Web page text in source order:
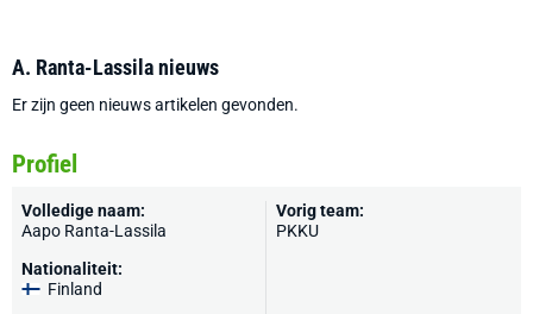
A. Ranta-Lassila nieuws
Er zijn geen nieuws artikelen gevonden.
Profiel
Volledige naam:
Aapo Ranta-Lassila
Nationaliteit:
Finland
Vorig team:
PKKU